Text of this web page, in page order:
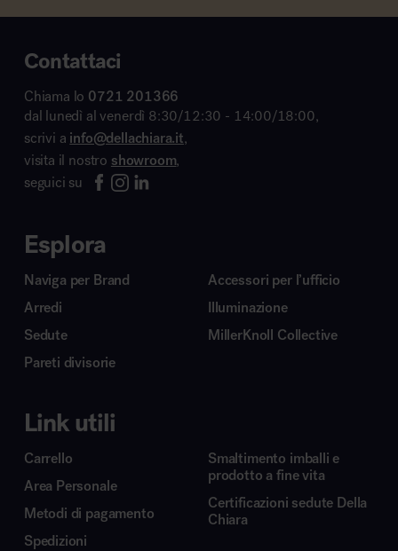
Contattaci
Chiama lo 0721 201366
dal lunedì al venerdì 8:30/12:30 - 14:00/18:00,
scrivi a info@dellachiara.it,
visita il nostro showroom,
seguici su
Esplora
Naviga per Brand
Arredi
Sedute
Pareti divisorie
Accessori per l’ufficio
Illuminazione
MillerKnoll Collective
Link utili
Carrello
Area Personale
Metodi di pagamento
Spedizioni
Smaltimento imballi e
prodotto a fine vita
Certificazioni sedute Della
Chiara